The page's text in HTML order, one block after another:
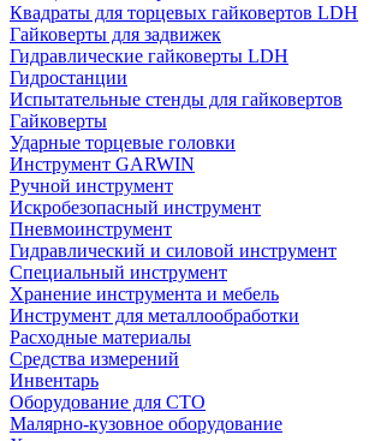
Квадраты для торцевых гайковертов LDH
Гайковерты для задвижек
Гидравлические гайковерты LDH
Гидростанции
Испытательные стенды для гайковертов
Гайковерты
Ударные торцевые головки
Инструмент GARWIN
Ручной инструмент
Искробезопасный инструмент
Пневмоинструмент
Гидравлический и силовой инструмент
Специальный инструмент
Хранение инструмента и мебель
Инструмент для металлообработки
Расходные материалы
Средства измерений
Инвентарь
Оборудование для СТО
Малярно-кузовное оборудование